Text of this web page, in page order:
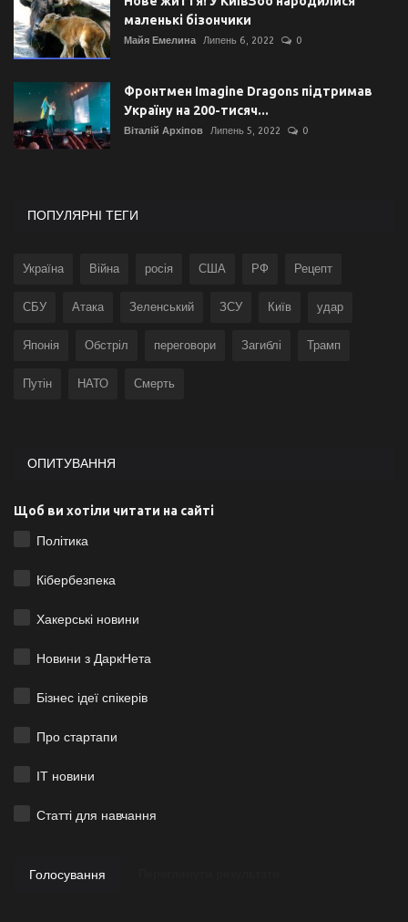
маленькі бізончики
Майя Емелина Липень 6, 2022 0
Фронтмен Imagine Dragons підтримав
Україну на 200-тисяч...
Віталій Архіпов Липень 5, 2022 0
ПОПУЛЯРНІ ТЕГИ
Україна Війна росія США РФ Рецепт
СБУ Атака Зеленський ЗСУ Київ удар
Японія Обстріл переговори Загиблі Трамп
Путін НАТО Смерть
ОПИТУВАННЯ
Щоб ви хотіли читати на сайті
Політика
Кібербезпека
Хакерські новини
Новини з ДаркНета
Бізнес ідеї спікерів
Про стартапи
ІТ новини
Статті для навчання
Голосування